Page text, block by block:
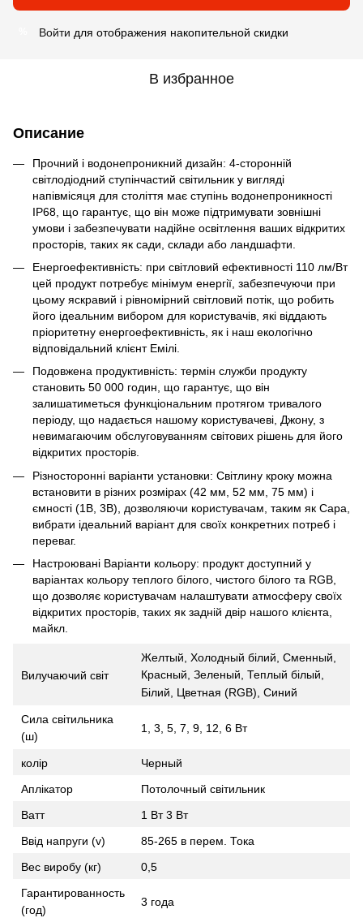
Войти для отображения накопительной скидки
В избранное
Описание
Прочний і водонепроникний дизайн: 4-сторонній
світлодіодний ступінчастий світильник у вигляді
напівмісяця для століття має ступінь водонепроникності
IP68, що гарантує, що він може підтримувати зовнішні
умови і забезпечувати надійне освітлення ваших відкритих
просторів, таких як сади, склади або ландшафти.
Енергоефективність: при світловий ефективності 110 лм/Вт
цей продукт потребує мінімум енергії, забезпечуючи при
цьому яскравий і рівномірний світловий потік, що робить
його ідеальним вибором для користувачів, які віддають
пріоритетну енергоефективність, як і наш екологічно
відповідальний клієнт Емілі.
Подовжена продуктивність: термін служби продукту
становить 50 000 годин, що гарантує, що він
залишатиметься функціональним протягом тривалого
періоду, що надається нашому користувачеві, Джону, з
невимагаючим обслуговуванням світових рішень для його
відкритих просторів.
Різносторонні варіанти установки: Світлину кроку можна
встановити в різних розмірах (42 мм, 52 мм, 75 мм) і
ємності (1В, 3В), дозволяючи користувачам, таким як Сара,
вибрати ідеальний варіант для своїх конкретних потреб і
переваг.
Настроювані Варіанти кольору: продукт доступний у
варіантах кольору теплого білого, чистого білого та RGB,
що дозволяє користувачам налаштувати атмосферу своїх
відкритих просторів, таких як задній двір нашого клієнта,
майкл.
Вилучаючий світ
Желтый, Холодный білий, Сменный,
Красный, Зеленый, Теплый білый,
Білий, Цветная (RGB), Синий
Сила світильника
(ш)
1, 3, 5, 7, 9, 12, 6 Вт
колір
Черный
Аплікатор
Потолочный світильник
Ватт
1 Вт 3 Вт
Ввід напруги (v)
85-265 в перем. Тока
Вес виробу (кг)
0,5
Гарантированность
(год)
3 года